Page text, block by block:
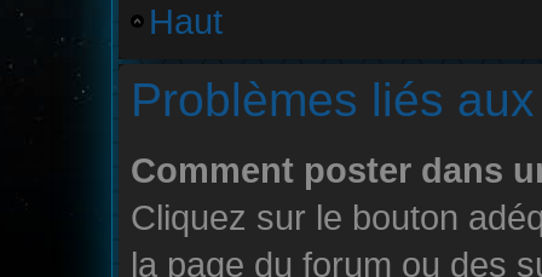
Haut
Problèmes liés
Comment poster dans
Cliquez sur le bouton
la page du forum ou des